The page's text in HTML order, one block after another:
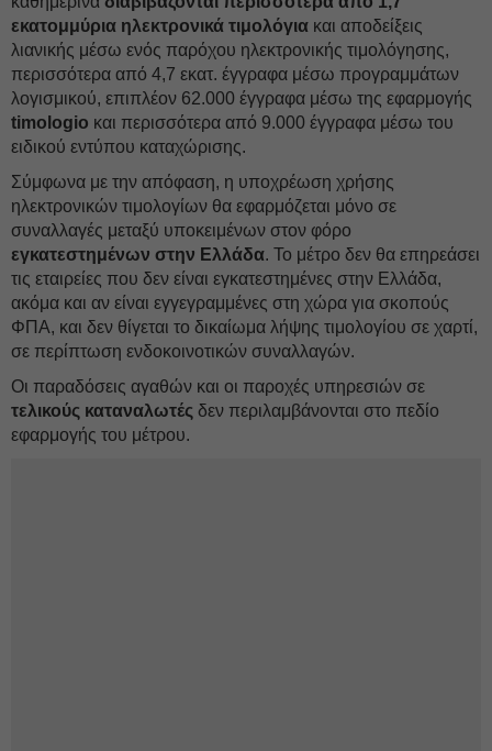
εκατομμύρια ηλεκτρονικά τιμολόγια και αποδείξεις
λιανικής μέσω ενός παρόχου ηλεκτρονικής τιμολόγησης,
περισσότερα από 4,7 εκατ. έγγραφα μέσω προγραμμάτων
λογισμικού, επιπλέον 62.000 έγγραφα μέσω της εφαρμογής
timologio και περισσότερα από 9.000 έγγραφα μέσω του
ειδικού εντύπου καταχώρισης.
Σύμφωνα με την απόφαση, η υποχρέωση χρήσης
ηλεκτρονικών τιμολογίων θα εφαρμόζεται μόνο σε
συναλλαγές μεταξύ υποκειμένων στον φόρο
εγκατεστημένων στην Ελλάδα. Το μέτρο δεν θα επηρεάσει
τις εταιρείες που δεν είναι εγκατεστημένες στην Ελλάδα,
ακόμα και αν είναι εγγεγραμμένες στη χώρα για σκοπούς
ΦΠΑ, και δεν θίγεται το δικαίωμα λήψης τιμολογίου σε χαρτί,
σε περίπτωση ενδοκοινοτικών συναλλαγών.
Οι παραδόσεις αγαθών και οι παροχές υπηρεσιών σε
τελικούς καταναλωτές δεν περιλαμβάνονται στο πεδίο
εφαρμογής του μέτρου.